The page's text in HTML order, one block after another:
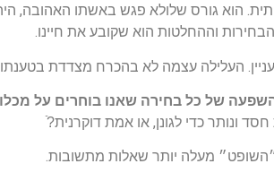
הוא גורס שלולא פגש באשתו האהובה,
וההחלטות הוא שקובע את חיינו.
העלילה עצמה לא בהכרח מצדדת
של כל בחירה שאנו בוחרים על
ונותר כדי לגונן, או אמת דוקרנית?ֿ
מעלה יותר שאלות מתשובות.